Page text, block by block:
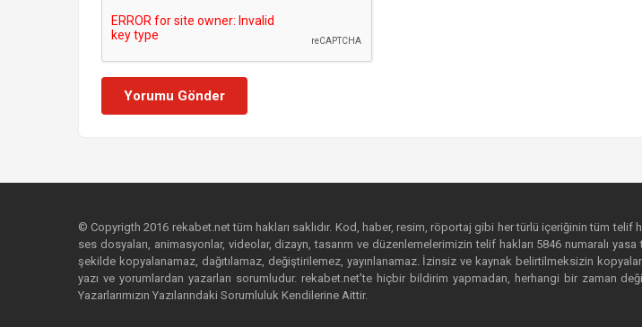
Yorumu Gönder
© Copyrigth 2016 rekabet.net tüm hakları saklıdır. Kod, haber, resim, röportaj gibi her türlü içeriğinin tüm telif
ses dosyaları, animasyonlar, videolar, dizayn, tasarım ve düzenlemelerimizin telif hakları 5846 numaralı
şekilde kopyalanamaz, dağıtılamaz, değiştirilemez, yayınlanamaz. İzinsiz ve kaynak belirtilmeksizin
yazı ve yorumlardan yazarları sorumludur. rekabet.net’te hiçbir bildirim yapmadan, herhangi bir zaman
Yazarlarımızın Yazılarındaki Sorumluluk Kendilerine Aittir.